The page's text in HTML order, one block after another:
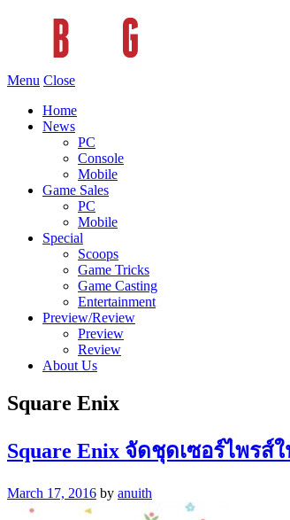
Menu Close
Home
News
PC
Console
Mobile
Game Sales
PC
Mobile
Special
Scoops
Game Tricks
Game Casting
Entertainment
Preview/Review
Preview
Review
About Us
Square Enix
Square Enix จัดชุดเซอร์ไพรส์
March 17, 2016 by anuith